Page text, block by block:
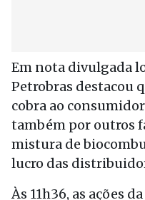
Em nota divulgada
Petrobras destacou
cobra ao
também por outros
mistura de
lucro das
Às 11h36, as ações